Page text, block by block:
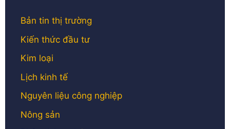
Bản tin thị trường
Kiến thức đầu tư
Kim loại
Lịch kinh tế
Nguyên liệu công nghiệp
Nông sản